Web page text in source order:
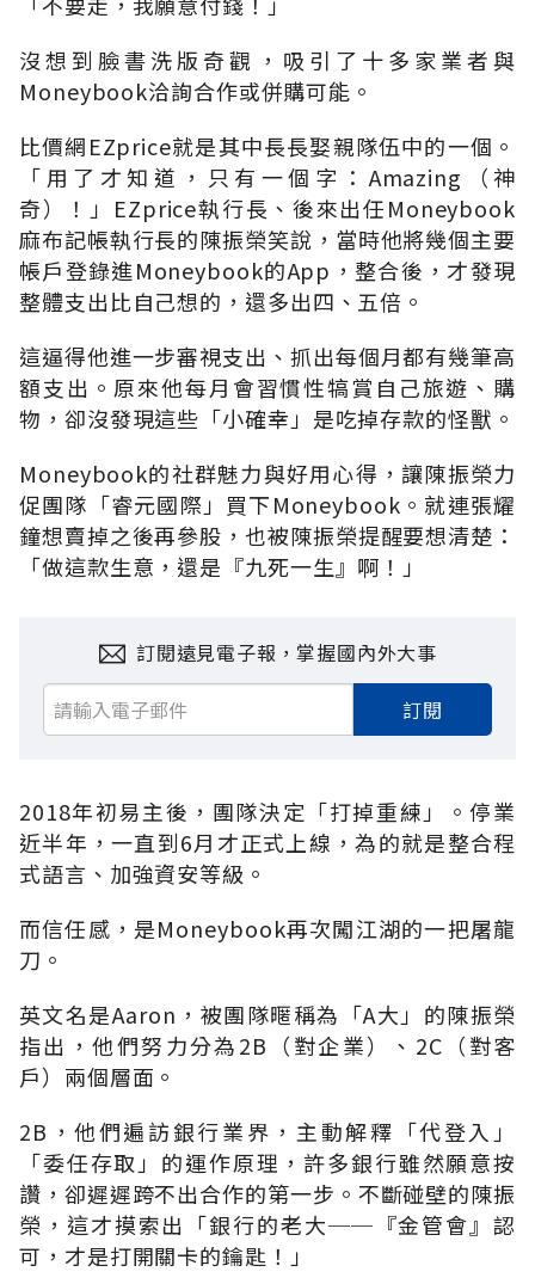
沒想到臉書洗版奇觀，吸引了十多家業者與
Moneybook洽詢合作或併購可能。
比價網EZprice就是其中長長娶親隊伍中的一個。
「用了才知道，只有一個字：Amazing（神
奇）！」EZprice執行長、後來出任Moneybook
麻布記帳執行長的陳振榮笑說，當時他將幾個主要
帳戶登錄進Moneybook的App，整合後，才發現
整體支出比自己想的，還多出四、五倍。
這逼得他進一步審視支出、抓出每個月都有幾筆高
額支出。原來他每月會習慣性犒賞自己旅遊、購
物，卻沒發現這些「小確幸」是吃掉存款的怪獸。
Moneybook的社群魅力與好用心得，讓陳振榮力
促團隊「睿元國際」買下Moneybook。就連張耀
鐘想賣掉之後再參股，也被陳振榮提醒要想清楚：
「做這款生意，還是『九死一生』啊！」
訂閱遠見電子報，掌握國內外大事
訂閱
2018年初易主後，團隊決定「打掉重練」。停業
近半年，一直到6月才正式上線，為的就是整合程
式語言、加強資安等級。
而信任感，是Moneybook再次闖江湖的一把屠龍
刀。
英文名是Aaron，被團隊暱稱為「A大」的陳振榮
指出，他們努力分為2B（對企業）、2C（對客
戶）兩個層面。
2B，他們遍訪銀行業界，主動解釋「代登入」
「委任存取」的運作原理，許多銀行雖然願意按
讚，卻遲遲跨不出合作的第一步。不斷碰壁的陳振
榮，這才摸索出「銀行的老大──『金管會』認
可，才是打開關卡的鑰匙！」